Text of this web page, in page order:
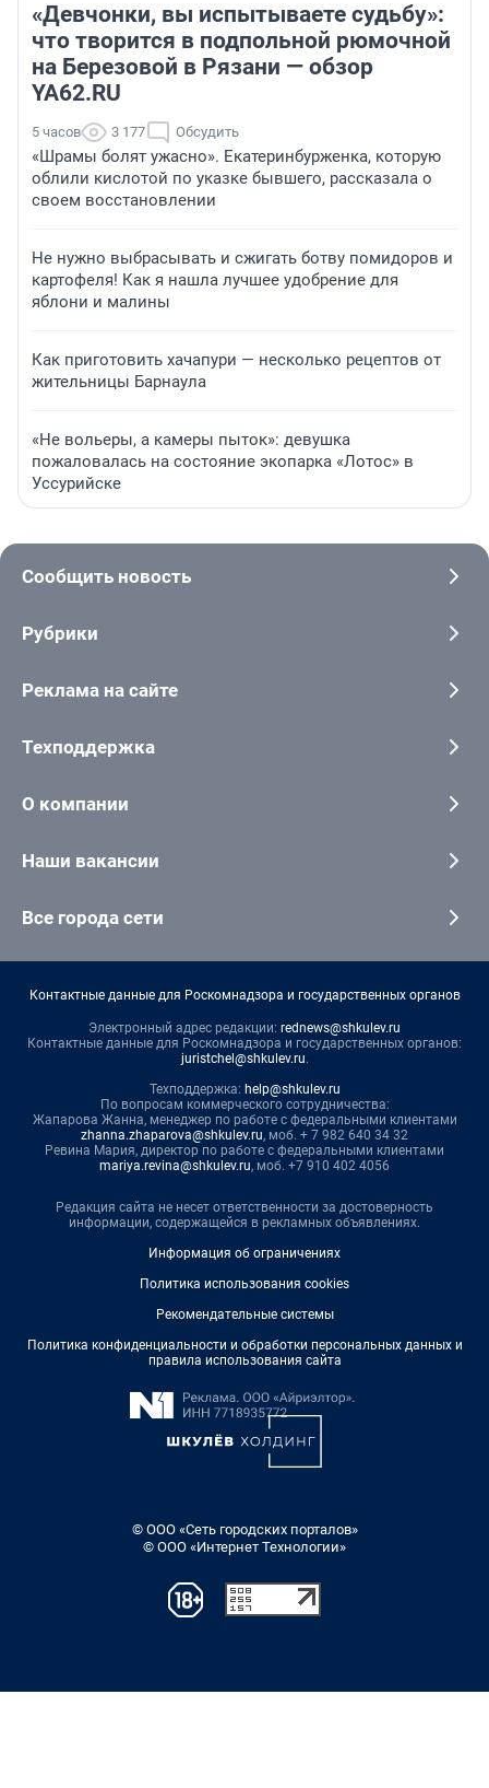
«Девчонки, вы испытываете судьбу»:
что творится в подпольной рюмочной
на Березовой в Рязани — обзор
YA62.RU
5 часов 3 177 Обсудить
«Шрамы болят ужасно». Екатеринбурженка, которую
облили кислотой по указке бывшего, рассказала о
своем восстановлении
Не нужно выбрасывать и сжигать ботву помидоров и
картофеля! Как я нашла лучшее удобрение для
яблони и малины
Как приготовить хачапури — несколько рецептов от
жительницы Барнаула
«Не вольеры, а камеры пыток»: девушка
пожаловалась на состояние экопарка «Лотос» в
Уссурийске
Сообщить новость
Рубрики
Реклама на сайте
Техподдержка
О компании
Наши вакансии
Все города сети
Контактные данные для Роскомнадзора и государственных органов
Электронный адрес редакции: rednews@shkulev.ru
Контактные данные для Роскомнадзора и государственных органов:
juristchel@shkulev.ru.
Техподдержка: help@shkulev.ru
По вопросам коммерческого сотрудничества:
Жапарова Жанна, менеджер по работе с федеральными клиентами
zhanna.zhaparova@shkulev.ru, моб. + 7 982 640 34 32
Ревина Мария, директор по работе с федеральными клиентами
mariya.revina@shkulev.ru, моб. +7 910 402 4056
Редакция сайта не несет ответственности за достоверность
информации, содержащейся в рекламных объявлениях.
Информация об ограничениях
Политика использования cookies
Рекомендательные системы
Политика конфиденциальности и обработки персональных данных и
правила использования сайта
© ООО «Сеть городских порталов»
© ООО «Интернет Технологии»